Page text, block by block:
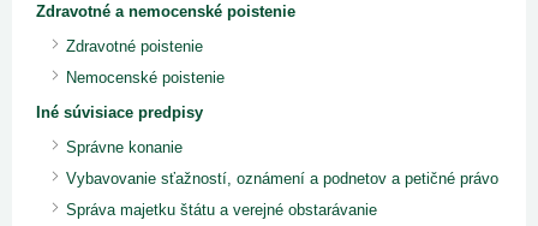
Zdravotné a nemocenské poistenie
Zdravotné poistenie
Nemocenské poistenie
Iné súvisiace predpisy
Správne konanie
Vybavovanie sťažností, oznámení a podnetov a petičné právo
Správa majetku štátu a verejné obstarávanie